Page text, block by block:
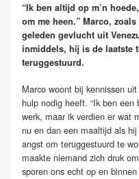
“Ik ben altijd op m’n
om me heen.” Marco,
geleden gevlucht uit
inmiddels, hij is de laatste
teruggestuurd.
Marco woont bij kennissen
hulp nodig heeft. “Ik ben
werk, maar ik verdien er wat
nu en dan een maaltijd als
angst om teruggestuurd te
maakte niemand zich druk
sporen ons echt op en